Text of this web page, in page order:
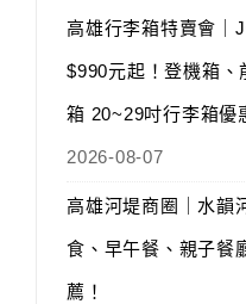
高雄行李箱特賣會｜
$990元起！登機箱
箱 20~29吋行李箱優
2026-08-07
高雄河堤商圈｜水韻
食、早午餐、親子餐
薦！